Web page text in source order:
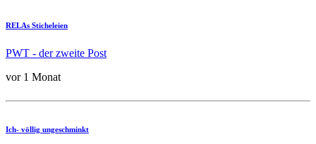
RELAs Sticheleien
PWT - der zweite Post
vor 1 Monat
Ich- völlig ungeschminkt